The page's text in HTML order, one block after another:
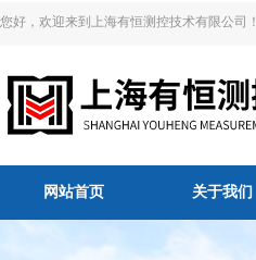
您好，欢迎来到上海有恒测控技术有限公司！
网站首页 关于我们